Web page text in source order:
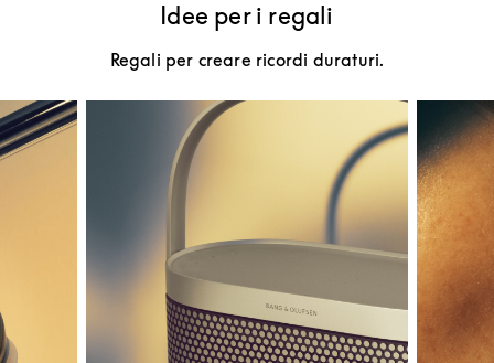
Idee per i regali
Regali per creare ricordi duraturi.